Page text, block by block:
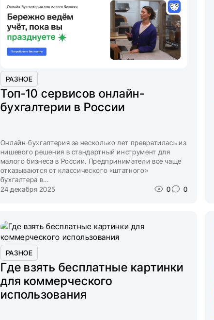
РАЗНОЕ
Топ-10 сервисов онлайн-
бухгалтерии в России
Онлайн‑бухгалтерия за несколько лет превратилась из
нишевого решения в стандартный инструмент для
малого бизнеса в России. Предприниматели все чаще
отказываются от классического «штатного»
бухгалтера в...
24 декабря 2025
0 0
РАЗНОЕ
Где взять бесплатные картинки
для коммерческого
использования